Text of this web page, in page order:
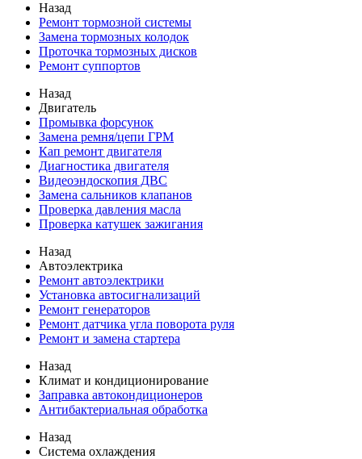
Назад
Ремонт тормозной системы
Замена тормозных колодок
Проточка тормозных дисков
Ремонт суппортов
Назад
Двигатель
Промывка форсунок
Замена ремня/цепи ГРМ
Кап ремонт двигателя
Диагностика двигателя
Видеоэндоскопия ДВС
Замена сальников клапанов
Проверка давления масла
Проверка катушек зажигания
Назад
Автоэлектрика
Ремонт автоэлектрики
Установка автосигнализаций
Ремонт генераторов
Ремонт датчика угла поворота руля
Ремонт и замена стартера
Назад
Климат и кондиционирование
Заправка автокондиционеров
Антибактериальная обработка
Назад
Система охлаждения